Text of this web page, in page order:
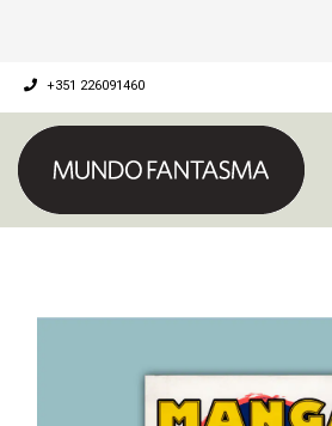
+351 226091460